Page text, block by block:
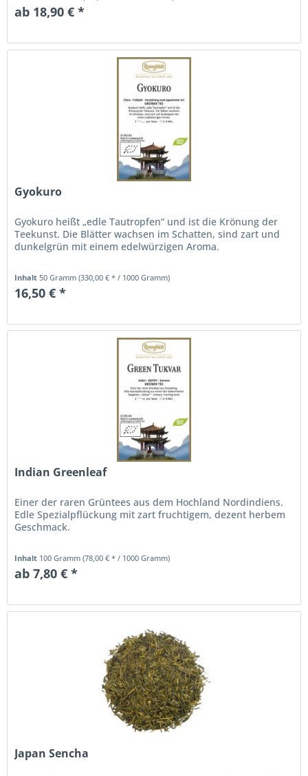
ab 18,90 € *
Gyokuro
Gyokuro heißt „edle Tautropfen“ und ist die Krönung der
Teekunst. Die Blätter wachsen im Schatten, sind zart und
dunkelgrün mit einem edelwürzigen Aroma.
Inhalt 50 Gramm(330,00 € * / 1000 Gramm)
16,50 € *
Indian Greenleaf
Einer der raren Grüntees aus dem Hochland Nordindiens.
Edle Spezialpflückung mit zart fruchtigem, dezent herbem
Geschmack.
Inhalt 100 Gramm(78,00 € * / 1000 Gramm)
ab 7,80 € *
Japan Sencha